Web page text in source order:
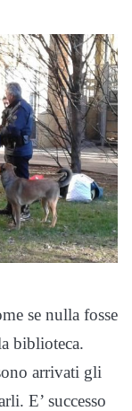
se nulla fosse
biblioteca.
arrivati gli
E’ successo